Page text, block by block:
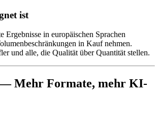
ist
Ergebnisse in europäischen Sprachen
in Kauf nehmen.
und alle, die Qualität über Quantität stellen.
Mehr Formate, mehr KI-